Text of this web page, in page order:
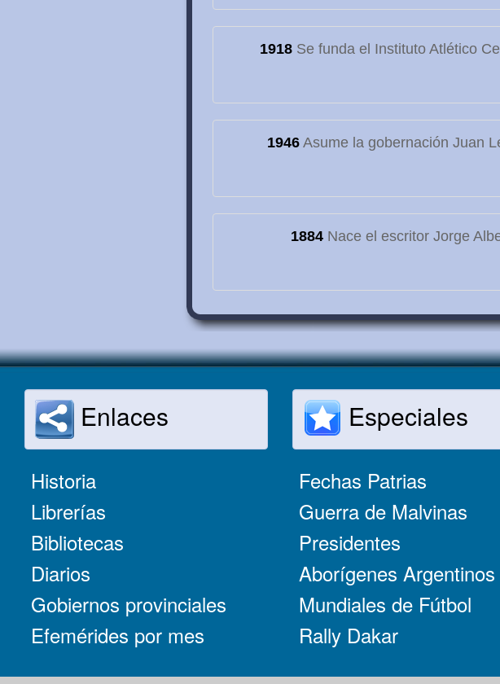
1918Se funda el Instituto Atlético
1946Asume la gobernación Juan
1884 Nace el escritor Jorge
Enlaces
Historia
Librerías
Bibliotecas
Diarios
Gobiernos provinciales
Efemérides por mes
Especiales
Fechas Patrias
Guerra de Malvinas
Presidentes
Aborígenes Argentinos
Mundiales de Fútbol
Rally Dakar